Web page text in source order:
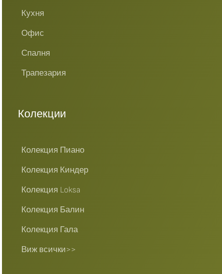
Кухня
Офис
Спалня
Трапезария
Колекции
Колекция Пиано
Колекция Киндер
Колекция Loksa
Колекция Балин
Колекция Гала
Виж всички>>